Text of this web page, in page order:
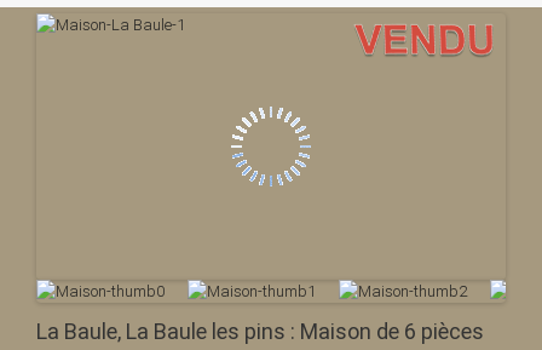
La Baule, La Baule les pins : Maison de 6 pièces